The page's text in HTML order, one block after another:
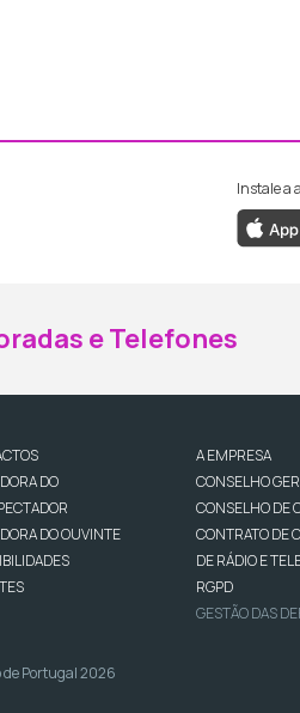
Facebook da RTP
ao Instagram da
Instale a
e Telefones
DO
DO OUVINTE
A EMPRESA
CONSELHO
CONSELHO DE
CONTRATO DE
DE RÁDIO E
RGPD
GESTÃO DAS
de Portugal 2026